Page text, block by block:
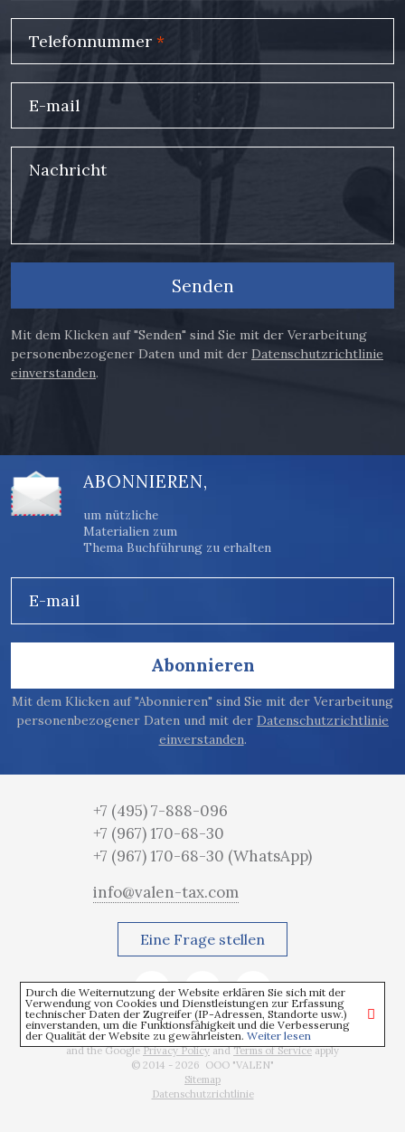
Telefonnummer *
E-mail
Nachricht
Senden
Mit dem Klicken auf "Senden" sind Sie mit der Verarbeitung
personenbezogener Daten und mit der Datenschutzrichtlinie
einverstanden.
ABONNIEREN,
um nützliche
Materialien zum
Thema Buchführung zu erhalten
E-mail
Abonnieren
Mit dem Klicken auf "Abonnieren" sind Sie mit der Verarbeitung
personenbezogener Daten und mit der Datenschutzrichtlinie
einverstanden.
+7 (495) 7-888-096
+7 (967) 170-68-30
+7 (967) 170-68-30 (WhatsApp)
info@valen-tax.com
Eine Frage stellen
This site is protected by reCAPTCHA
and the GooglePrivacy PolicyandTerms of Serviceapply
© 2014 - 2026 OOO "VALEN"
Sitemap
Datenschutzrichtlinie
Durch die Weiternutzung der Website erklären Sie sich mit der
Verwendung von Cookies und Dienstleistungen zur Erfassung
technischer Daten der Zugreifer (IP-Adressen, Standorte usw.)
einverstanden, um die Funktionsfähigkeit und die Verbesserung
der Qualität der Website zu gewährleisten.Weiter lesen